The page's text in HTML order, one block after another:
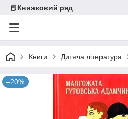
📕Книжковий ряд
Книги Дитяча література
–20%